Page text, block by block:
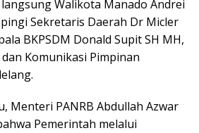
Walikota Manado Andrei
Sekretaris Daerah Dr Micler
BKPSDM Donald Supit SH MH,
Komunikasi Pimpinan
Menteri PANRB Abdullah Azwar
Pemerintah melalui